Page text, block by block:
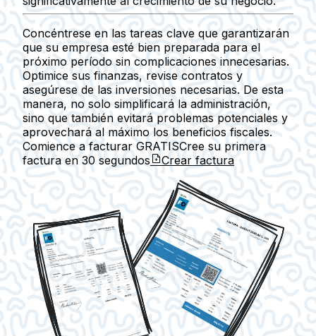
Concéntrese en las tareas clave que garantizarán
que su empresa esté bien preparada para el
próximo período sin complicaciones innecesarias.
Optimice sus finanzas, revise contratos y
asegúrese de las inversiones necesarias. De esta
manera, no solo simplificará la administración,
sino que también evitará problemas potenciales y
aprovechará al máximo los beneficios fiscales.
Comience a facturar GRATISCree su primera
factura en 30 segundos Crear factura